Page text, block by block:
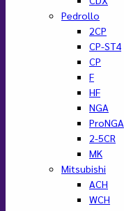
Pedrollo
2CP
CP-ST4
CP
F
HF
NGA
ProNGA
2-5CR
MK
Mitsubishi
ACH
WCH